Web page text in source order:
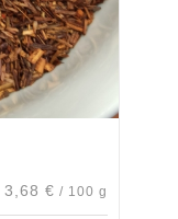
3,68 € / 100 g